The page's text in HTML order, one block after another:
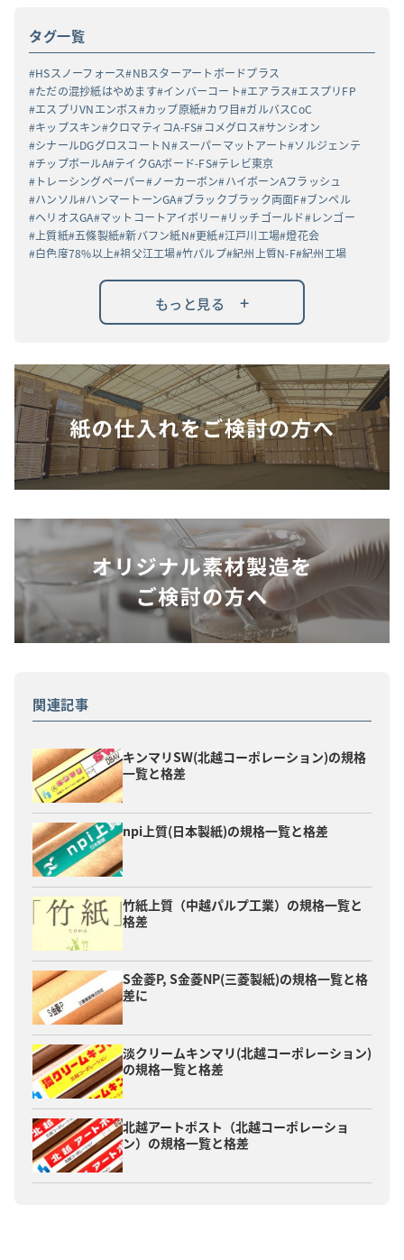
タグ一覧
HSスノーフォース NBスターアートボードプラス
ただの混抄紙はやめます インバーコート エアラス エスプリFP
エスプリVNエンボス カップ原紙 カワ目 ガルバスCoC
キップスキン クロマティコA-FS コメグロス サンシオン
シナールDGグロスコートＮ スーパーマットアート ソルジェンテ
チップボールA テイクGAボード-FS テレビ東京
トレーシングペーパー ノーカーボン ハイボーンAフラッシュ
ハンソル ハンマートーンGA ブラックブラック両面F ブンペル
ヘリオスGA マットコートアイボリー リッチゴールド レンゴー
上質紙 五條製紙 新バフン紙N 更紙 江戸川工場 燈花会
白色度78%以上 祖父江工場 竹パルプ 紀州上質N-F 紀州工場
もっと見る +
関連記事
キンマリSW(北越コーポレーション)の規格
一覧と格差
npi上質(日本製紙)の規格一覧と格差
竹紙上質（中越パルプ工業）の規格一覧と
格差
S金菱P, S金菱NP(三菱製紙)の規格一覧と格
差に
淡クリームキンマリ(北越コーポレーション)
の規格一覧と格差
北越アートポスト（北越コーポレーショ
ン）の規格一覧と格差